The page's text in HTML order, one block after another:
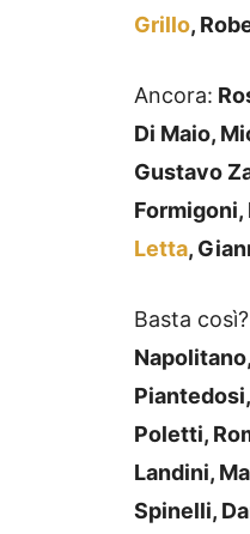
Grillo,
Ancora:
Di Maio,
Gustavo
Letta,
Basta
Poletti,
Landini,
Spinelli,